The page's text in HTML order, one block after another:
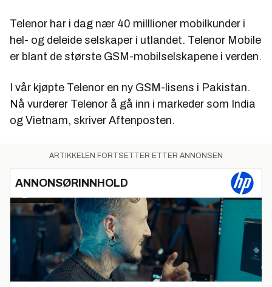
Telenor har i dag nær 40 milllioner mobilkunder i
hel- og deleide selskaper i utlandet. Telenor Mobile
er blant de største GSM-mobilselskapene i verden.
I vår kjøpte Telenor en ny GSM-lisens i Pakistan.
Nå vurderer Telenor å gå inn i markeder som India
og Vietnam, skriver Aftenposten.
ARTIKKELEN FORTSETTER ETTER ANNONSEN
ANNONSØRINNHOLD